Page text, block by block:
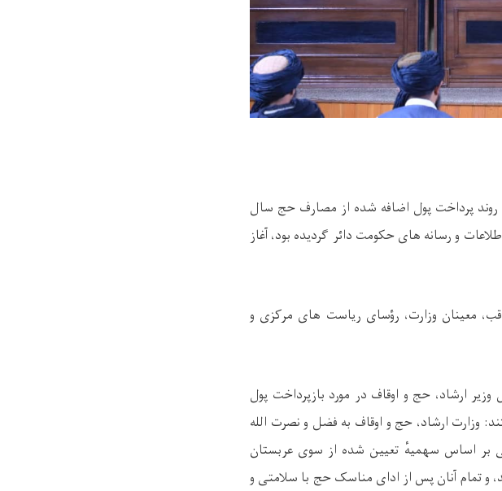
روند پرداخت پول‌ اضافه شده از مصارف حج سال
و رسانه های حکومت دائر ګردیده بود، آغاز
معینان وزارت، رؤسای ریاست های مرکزی و
ارشاد، حج و اوقاف در مورد بازپرداخت پول
وزارت ارشاد، حج و اوقاف به فضل و نصرت الله
اساس سهمیهٔ تعیین شده از سوی عربستان
و تمام آنان پس از ادای مناسک حج با سلامتی و